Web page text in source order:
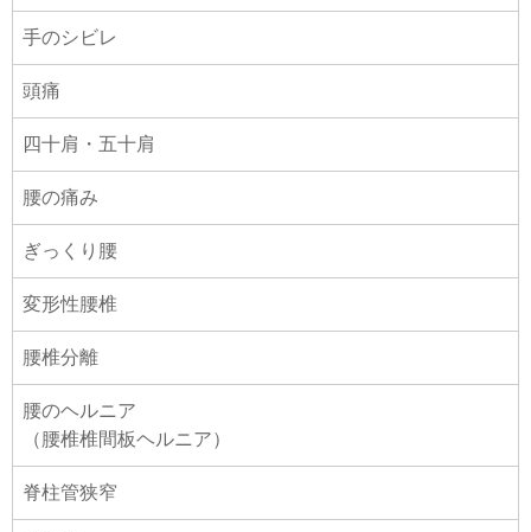
手のシビレ
頭痛
四十肩・五十肩
腰の痛み
ぎっくり腰
変形性腰椎
腰椎分離
腰のヘルニア
（腰椎椎間板ヘルニア）
脊柱管狭窄